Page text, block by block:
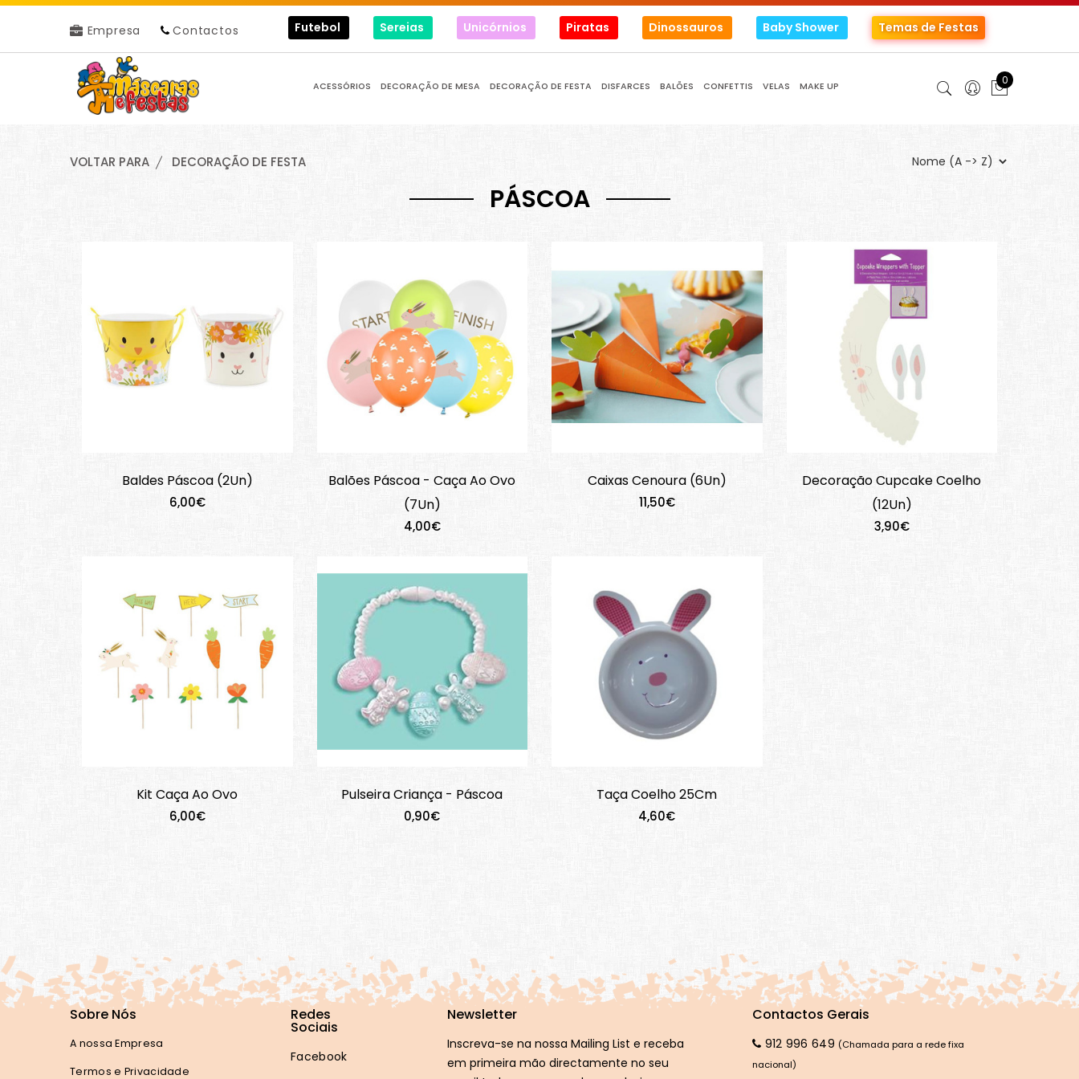
Empresa Contactos Futebol Sereias Unicórnios Piratas Dinossauros Baby Shower Temas de Festas
ACESSÓRIOS DECORAÇÃO DE MESA DECORAÇÃO DE FESTA DISFARCES BALÕES CONFETTIS VELAS MAKE UP 0
VOLTAR PARA DECORAÇÃO DE FESTA
PÁSCOA
Baldes Páscoa (2Un)
6,00€
Balões Páscoa - Caça Ao Ovo
(7Un)
4,00€
Caixas Cenoura (6Un)
11,50€
Decoração Cupcake Coelho
(12Un)
3,90€
Kit Caça Ao Ovo
6,00€
Pulseira Criança - Páscoa
0,90€
Taça Coelho 25Cm
4,60€
Sobre Nós
A nossa Empresa
Termos e Privacidade
Redes
Sociais
Facebook
Newsletter
Inscreva-se na nossa Mailing List e receba
em primeira mão directamente no seu
Contactos Gerais
912 996 649 (Chamada para a rede fixa
nacional)